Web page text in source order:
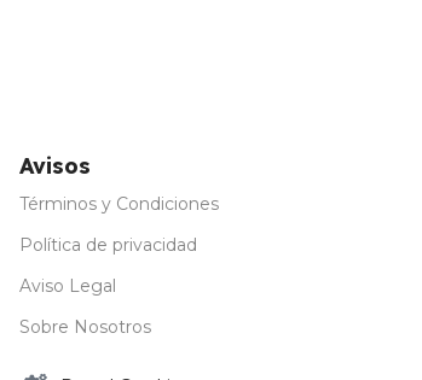
Avisos
Términos y Condiciones
Política de privacidad
Aviso Legal
Sobre Nosotros